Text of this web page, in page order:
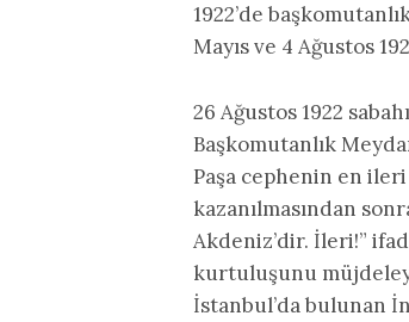
1922’de
Mayıs ve 4 Ağustos
26 Ağustos 1922
Başkomutanlık
Paşa cephenin en
kazanılmasından
Akdeniz’dir. İleri!”
kurtuluşunu
İstanbul’da bulunan